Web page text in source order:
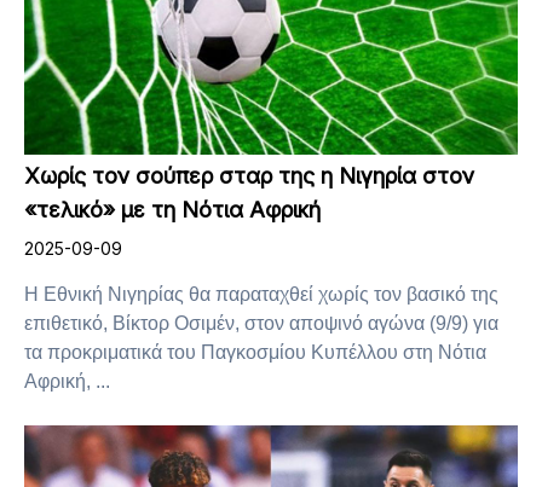
Χωρίς τον σούπερ σταρ της η Νιγηρία στον
«τελικό» με τη Νότια Αφρική
2025-09-09
Η Εθνική Νιγηρίας θα παραταχθεί χωρίς τον βασικό της
επιθετικό, Βίκτορ Οσιμέν, στον αποψινό αγώνα (9/9) για
τα προκριματικά του Παγκοσμίου Κυπέλλου στη Νότια
Αφρική, ...